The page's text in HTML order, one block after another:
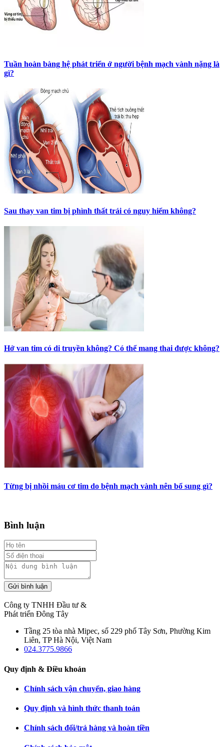
Tuần hoàn bàng hệ phát triển ở người bệnh mạch vành nặng là
gì?
Sau thay van tim bị phình thất trái có nguy hiểm không?
Hở van tim có di truyền không? Có thể mang thai được không?
Từng bị nhồi máu cơ tim do bệnh mạch vành nên bổ sung gì?
Bình luận
Gửi bình luận
Công ty TNHH Đầu tư &
Phát triển Đông Tây
Tầng 25 tòa nhà Mipec, số 229 phố Tây Sơn, Phường Kim
Liên, TP Hà Nội, Việt Nam
024.3775.9866
Quy định & Điều khoản
Chính sách vận chuyển, giao hàng
Quy định và hình thức thanh toán
Chính sách đổi/trả hàng và hoàn tiền